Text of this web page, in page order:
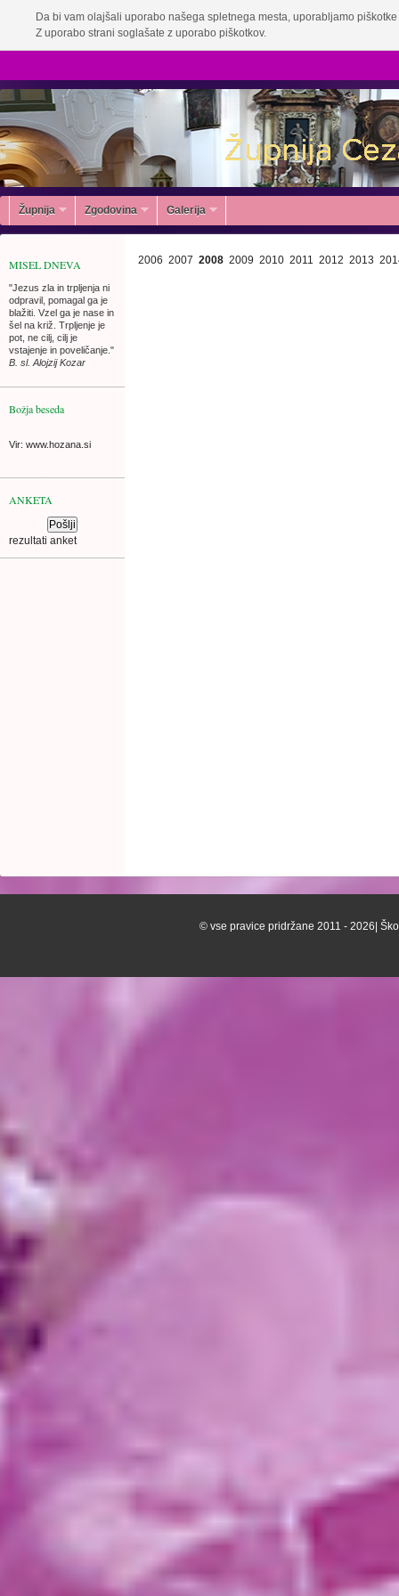
Da bi vam olajšali uporabo našega spletnega mesta, uporabljamo
Z uporabo strani soglašate z uporabo piškotkov.
Župnija Zgodovina Galerija
MISEL DNEVA
"Jezus zla in trpljenja ni
odpravil, pomagal ga je
blažiti. Vzel ga je nase in
šel na križ. Trpljenje je
pot, ne cilj, cilj je
vstajenje in poveličanje."
B. sl. Alojzij Kozar
Božja beseda
Vir: www.hozana.si
ANKETA
rezultati anket
2006 2007 2008 2009 2010 2011 2012 2013
© vse pravice pridržane 2011 - 2026|